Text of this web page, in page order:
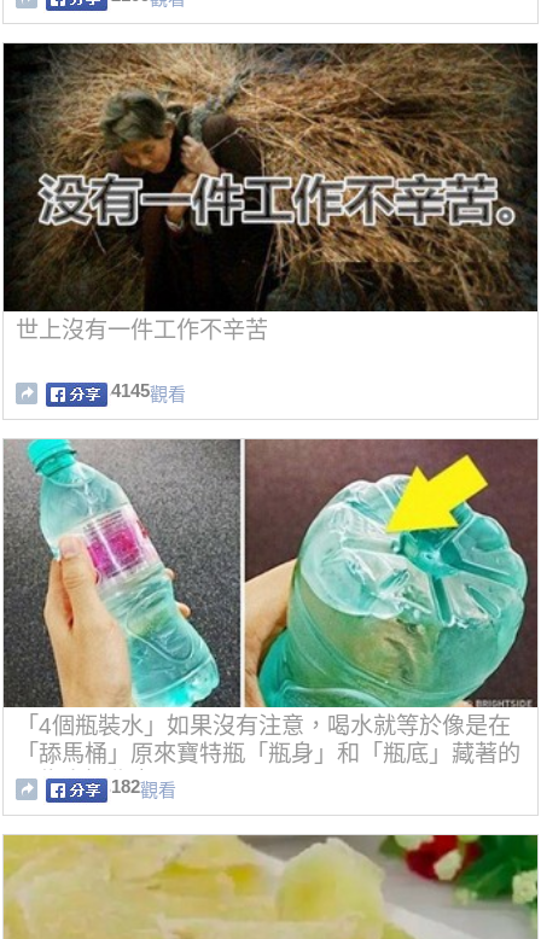
世上沒有一件工作不辛苦
4145觀看
「4個瓶裝水」如果沒有注意，喝水就等於像是在
「舔馬桶」原來寶特瓶「瓶身」和「瓶底」藏著的
不為人知秘密
182觀看